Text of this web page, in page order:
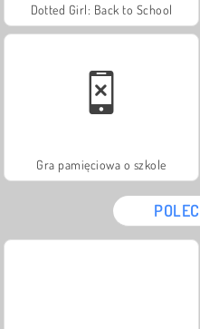
Dotted Girl: Back to School
Gra pamięciowa o szkole